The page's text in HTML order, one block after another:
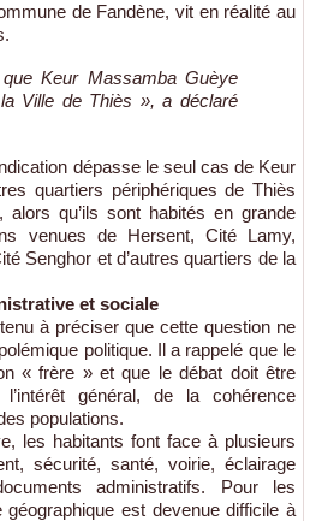
de Fandène, vit en réalité au
Keur Massamba Guèye
Ville de Thiès », a déclaré
dépasse le seul cas de Keur
quartiers périphériques de Thiès
qu’ils sont habités en grande
venues de Hersent, Cité Lamy,
Senghor et d’autres quartiers de la
et sociale
à préciser que cette question ne
politique. Il a rappelé que le
« frère » et que le débat doit être
général, de la cohérence
populations.
les habitants font face à plusieurs
sécurité, santé, voirie, éclairage
administratifs. Pour les
géographique est devenue difficile à